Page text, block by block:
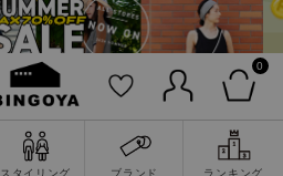
0
スタイリング ブランド ランキング
詳細検索